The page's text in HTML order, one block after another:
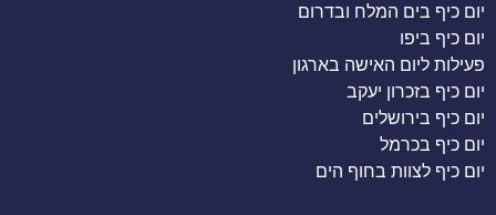
יום כיף בים המלח ובדרום
יום כיף ביפו
פעילות ליום האישה בארגון
יום כיף בזכרון יעקב
יום כיף בירושלים
יום כיף בכרמל
יום כיף לצוות בחוף הים